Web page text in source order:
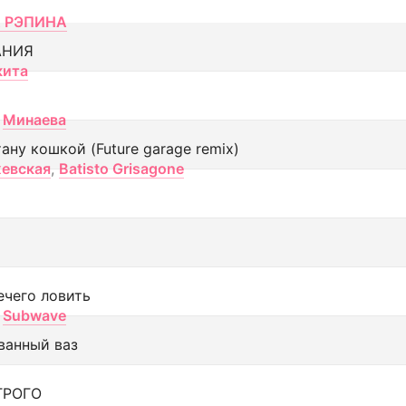
РЭПИНА
Минаева
кошкой (Future garage remix)
, Batisto Grisagone
ловить
Subwave
ваз